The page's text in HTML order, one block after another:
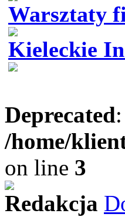
Warsztaty
Kieleckie
Deprecated
/home/
on line 3
Redakcja